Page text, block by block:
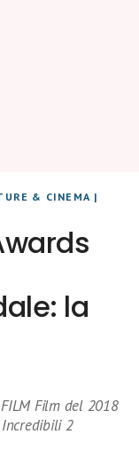
& CINEMA |
la
Film del 2018
2